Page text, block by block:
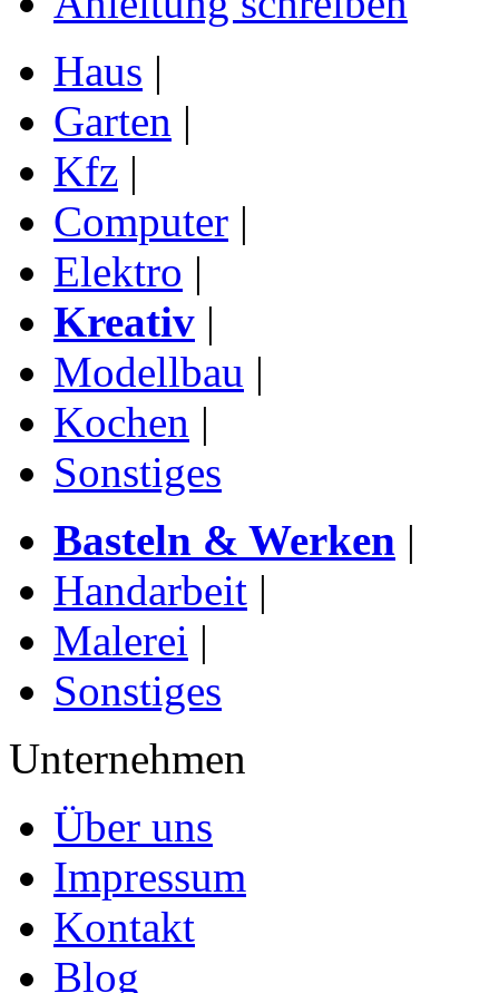
Haus |
Garten |
Kfz |
Computer |
Elektro |
Kreativ |
Modellbau |
Kochen |
Sonstiges
Basteln & Werken |
Handarbeit |
Malerei |
Sonstiges
Unternehmen
Über uns
Impressum
Kontakt
Blog